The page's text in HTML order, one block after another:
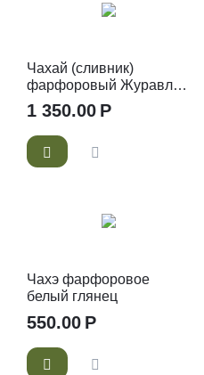
Чахай (сливник)
фарфоровый Журавли
130 мл
1 350.00 Р
Чахэ фарфоровое
белый глянец
550.00 Р